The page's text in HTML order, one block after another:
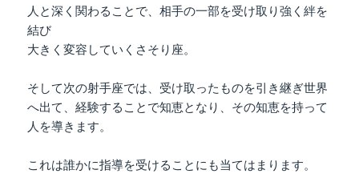
人と深く関わることで、相手の一部を受け取り強く絆を
結び
大きく変容していくさそり座。
そして次の射手座では、受け取ったものを引き継ぎ世界
へ出て、経験することで知恵となり、その知恵を持って
人を導きます。
これは誰かに指導を受けることにも当てはまります。